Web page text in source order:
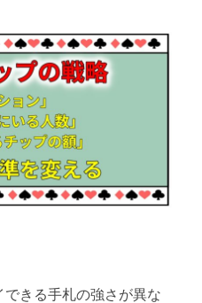
きる手札の強さが異な